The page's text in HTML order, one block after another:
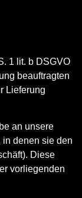
1 lit. b DSGVO
beauftragten
Lieferung
an unsere
denen sie den
Diese
vorliegenden